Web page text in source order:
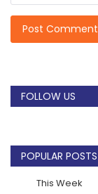
Post Comment
FOLLOW US
POPULAR POSTS
This Week